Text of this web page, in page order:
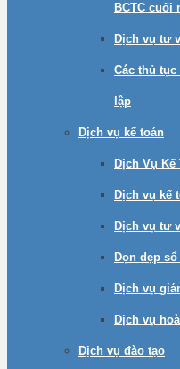
BCTC cuối
Dịch vụ tư
Các thủ
lập
Dịch vụ kế toán
Dịch Vụ Kế
Dịch vụ kế
Dịch vụ tư
Dọn dẹp
Dịch vụ
Dịch vụ
Dịch vụ đào tạo